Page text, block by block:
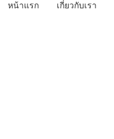
หน้าแรก เกี่ยวกับเรา